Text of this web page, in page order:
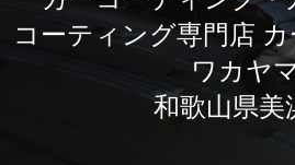
コーティング専門店
ワカヤ
和歌山県美